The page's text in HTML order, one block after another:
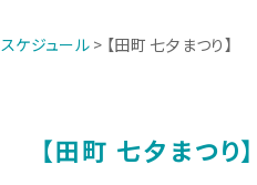
スケジュール> 【田町 七夕まつり】
【田町 七夕まつり】